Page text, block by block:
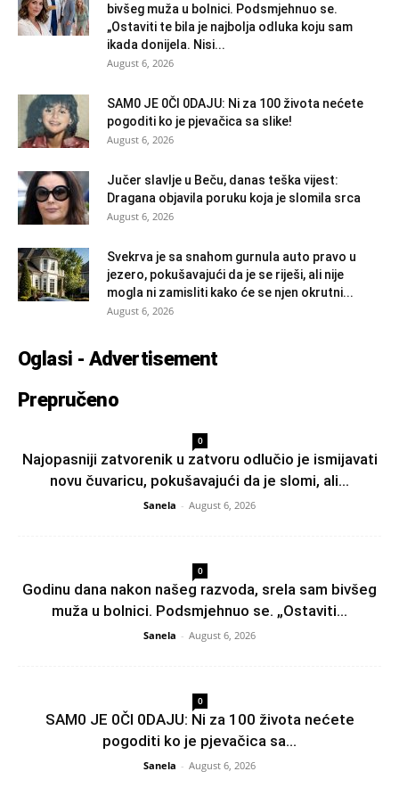
bivšeg muža u bolnici. Podsmjehnuo se.
„Ostaviti te bila je najbolja odluka koju sam
ikada donijela. Nisi...
August 6, 2026
SAM0 JE 0Čl 0DAJU: Ni za 100 života nećete
pogoditi ko je pjevačica sa slike!
August 6, 2026
Jučer slavlje u Beču, danas teška vijest:
Dragana objavila poruku koja je slomila srca
August 6, 2026
Svekrva je sa snahom gurnula auto pravo u
jezero, pokušavajući da je se riješi, ali nije
mogla ni zamisliti kako će se njen okrutni...
August 6, 2026
Oglasi - Advertisement
Prepručeno
0
Najopasniji zatvorenik u zatvoru odlučio je ismijavati
novu čuvaricu, pokušavajući da je slomi, ali...
Sanela - August 6, 2026
0
Godinu dana nakon našeg razvoda, srela sam bivšeg
muža u bolnici. Podsmjehnuo se. „Ostaviti...
Sanela - August 6, 2026
0
SAM0 JE 0Čl 0DAJU: Ni za 100 života nećete
pogoditi ko je pjevačica sa...
Sanela - August 6, 2026